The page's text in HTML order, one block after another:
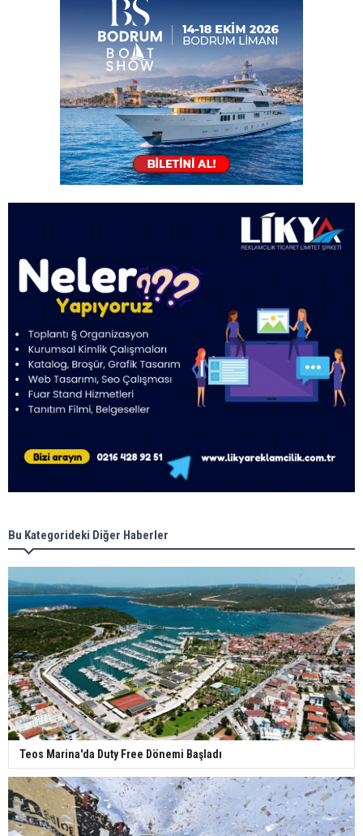
Bu Kategorideki Diğer Haberler
Teos Marina'da Duty Free Dönemi Başladı